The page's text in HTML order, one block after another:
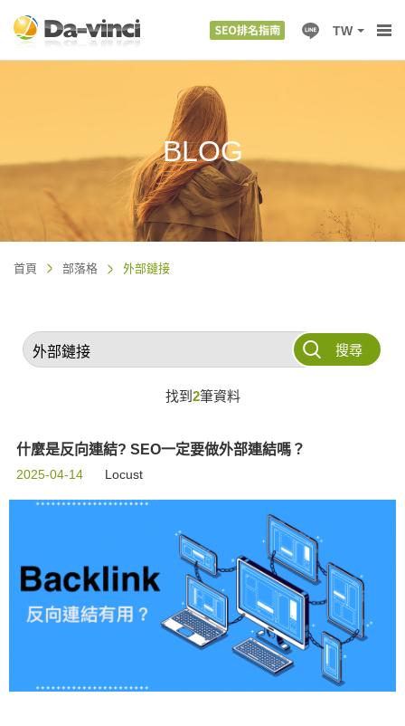
TW
BLOG
首頁 部落格 外部鏈接
搜尋
找到 2筆資料
什麼是反向連結? SEO一定要做外部連結嗎？
2025-04-14 Locust